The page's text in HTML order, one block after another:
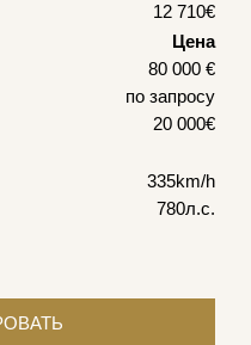
12 710€
Цена
80 000 €
по запросу
20 000€
335km/h
780л.с.